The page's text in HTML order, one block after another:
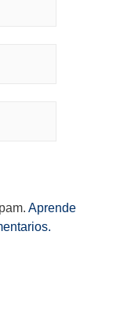
Aprende